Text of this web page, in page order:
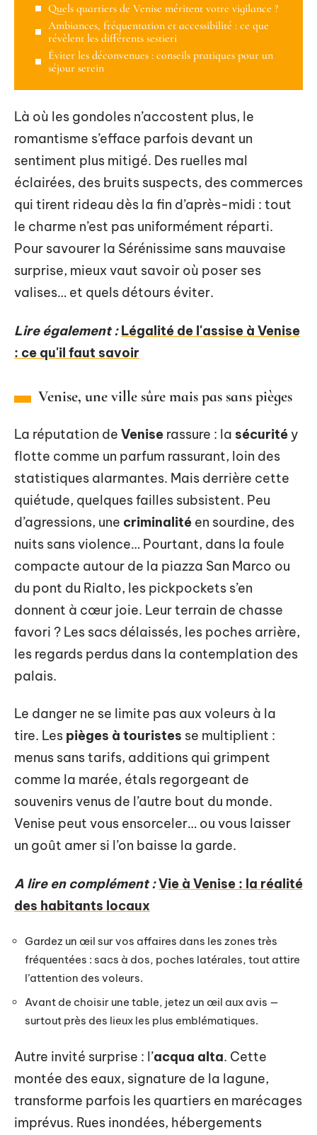
Quels quartiers de Venise méritent votre vigilance ?
Ambiances, fréquentation et accessibilité : ce que
révèlent les différents sestieri
Éviter les déconvenues : conseils pratiques pour un
séjour serein
Là où les gondoles n’accostent plus, le
romantisme s’efface parfois devant un
sentiment plus mitigé. Des ruelles mal
éclairées, des bruits suspects, des commerces
qui tirent rideau dès la fin d’après-midi : tout
le charme n’est pas uniformément réparti.
Pour savourer la Sérénissime sans mauvaise
surprise, mieux vaut savoir où poser ses
valises… et quels détours éviter.
Lire également : Légalité de l'assise à Venise
: ce qu'il faut savoir
Venise, une ville sûre mais pas sans pièges
La réputation de Venise rassure : la sécurité y
flotte comme un parfum rassurant, loin des
statistiques alarmantes. Mais derrière cette
quiétude, quelques failles subsistent. Peu
d’agressions, une criminalité en sourdine, des
nuits sans violence… Pourtant, dans la foule
compacte autour de la piazza San Marco ou
du pont du Rialto, les pickpockets s’en
donnent à cœur joie. Leur terrain de chasse
favori ? Les sacs délaissés, les poches arrière,
les regards perdus dans la contemplation des
palais.
Le danger ne se limite pas aux voleurs à la
tire. Les pièges à touristes se multiplient :
menus sans tarifs, additions qui grimpent
comme la marée, étals regorgeant de
souvenirs venus de l’autre bout du monde.
Venise peut vous ensorceler… ou vous laisser
un goût amer si l’on baisse la garde.
A lire en complément :Vie à Venise : la réalité
des habitants locaux
Gardez un œil sur vos affaires dans les zones très
fréquentées : sacs à dos, poches latérales, tout attire
l’attention des voleurs.
Avant de choisir une table, jetez un œil aux avis —
surtout près des lieux les plus emblématiques.
Autre invité surprise : l’acqua alta. Cette
montée des eaux, signature de la lagune,
transforme parfois les quartiers en marécages
imprévus. Rues inondées, hébergements